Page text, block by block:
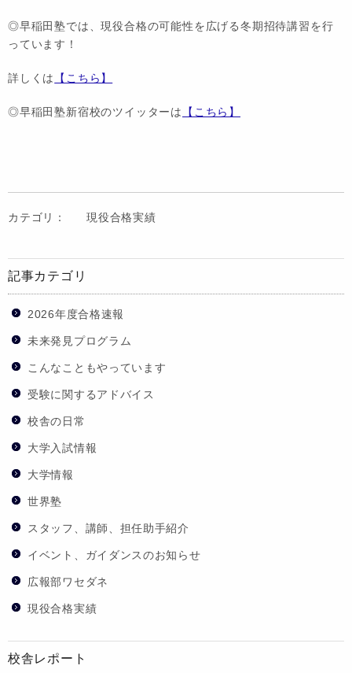
◎早稲田塾では、現役合格の可能性を広げる冬期招待講習を行
っています！
詳しくは 【こちら】
◎早稲田塾新宿校のツイッターは 【こちら】
カテゴリ： 現役合格実績
記事カテゴリ
2026年度合格速報
未来発見プログラム
こんなこともやっています
受験に関するアドバイス
校舎の日常
大学入試情報
大学情報
世界塾
スタッフ、講師、担任助手紹介
イベント、ガイダンスのお知らせ
広報部ワセダネ
現役合格実績
校舎レポート